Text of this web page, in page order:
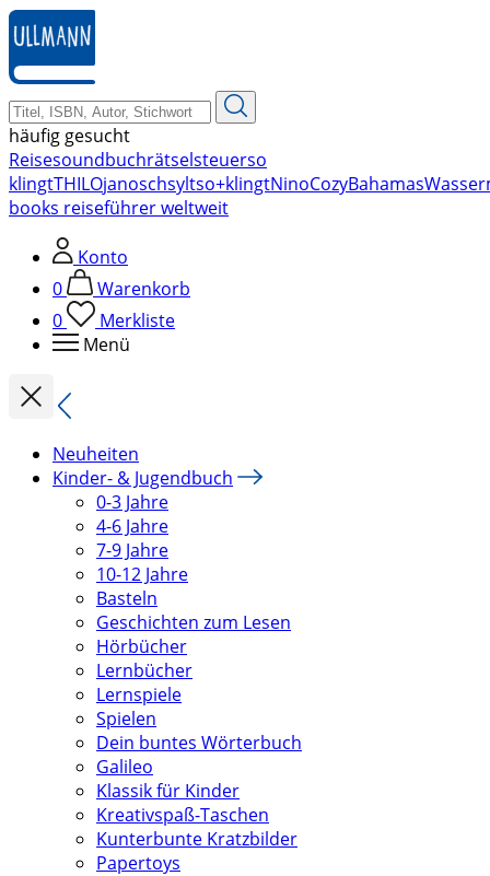
zum
Hauptinhalt
springen
häufig gesucht
Reisesoundbuchrätselsteuerso
klingtTHILOjanoschsyltso+klingtNinoCozyBahamas
books reiseführer weltweit
Konto
0
Warenkorb
0
Merkliste
Menü
Neuheiten
Kinder- & Jugendbuch
0-3 Jahre
4-6 Jahre
7-9 Jahre
10-12 Jahre
Basteln
Geschichten zum Lesen
Hörbücher
Lernbücher
Lernspiele
Spielen
Dein buntes Wörterbuch
Galileo
Klassik für Kinder
Kreativspaß-Taschen
Kunterbunte Kratzbilder
Papertoys